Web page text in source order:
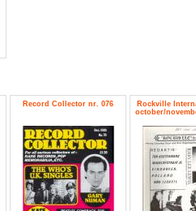
Record Collector nr. 076
Rockville
october/